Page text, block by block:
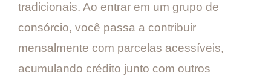
tradicionais. Ao entrar em um grupo de
consórcio, você passa a contribuir
mensalmente com parcelas acessíveis,
acumulando crédito junto com outros